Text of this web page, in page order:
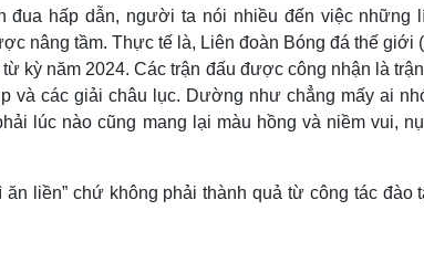
đua hấp dẫn, người ta nói nhiều đến việc những
nâng tầm. Thực tế là, Liên đoàn Bóng đá thế giới
kỳ năm 2024. Các trận đấu được công nhận là
và các giải châu lục. Dường như chẳng mấy ai
lúc nào cũng mang lại màu hồng và niềm vui,
liền” chứ không phải thành quả từ công tác đào